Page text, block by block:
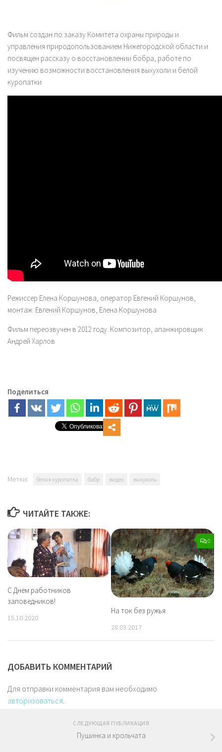
Фильм создан по заказу Комитета охраны природы и
управления природопользованием Нижегородской области и
посвящен рассказу о восстановлении бобра, работе по
изучению возможности восстановления выхухоли и белой
куропатки
Режиссер Елена Коршунова, оператор Евгений Коршунов,
монтаж Евгений Коршунов, Елена Коршунова
Фильм переозвучен в 2012 году. Композитор, апанжировщик
Андрей Харлов
Поделиться
Метки: белая куропатка бобр видео выхухоль
ЧИТАЙТЕ ТАКЖЕ:
С Днем работников
заповедников!
15.10.2020
0
На ток без ружья
28.03.2017
ДОБАВИТЬ КОММЕНТАРИЙ
Для отправки комментария вам необходимо
авторизоваться.
СЛЕДУЮЩАЯ ПУБЛИКАЦИЯ
Пушинка и крольчата